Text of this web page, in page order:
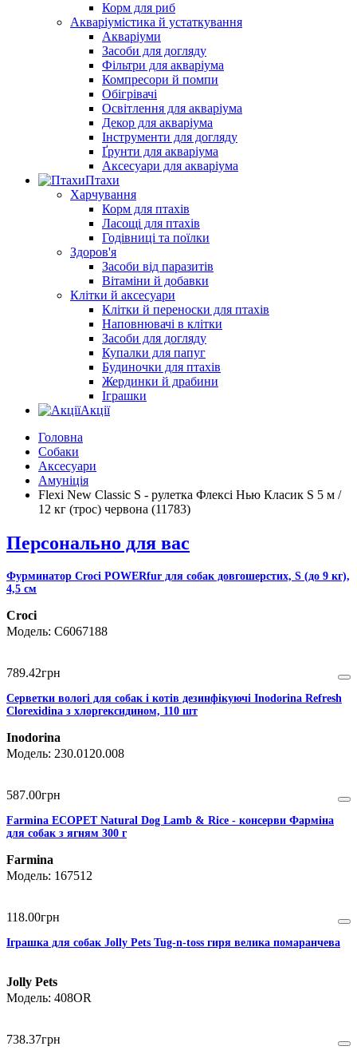
Корм для риб
Акваріумістика й устаткування
Акваріуми
Засоби для догляду
Фільтри для акваріума
Компресори й помпи
Обігрівачі
Освітлення для акваріума
Декор для акваріума
Інструменти для догляду
Ґрунти для акваріума
Аксесуари для акваріума
Птахи
Харчування
Корм для птахів
Ласощі для птахів
Годівниці та поїлки
Здоров'я
Засоби від паразитів
Вітаміни й добавки
Клітки й аксесуари
Клітки й переноски для птахів
Наповнювачі в клітки
Засоби для догляду
Купалки для папуг
Будиночки для птахів
Жердинки й драбини
Іграшки
Акції
Головна
Собаки
Аксесуари
Амуніція
Flexi New Classic S - рулетка Флексі Нью Класик S 5 м /
12 кг (трос) червона (11783)
Персонально для вас
Фурминатор Croci POWERfur для собак довгошерстих, S (до 9 кг),
4,5 см
Croci
C6067188
789.42грн
Серветки вологі для собак і котів дезинфікуючі Inodorina Refresh
Clorexidina з хлоргексидином, 110 шт
Inodorina
230.0120.008
587.00грн
Farmina ECOPET Natural Dog Lamb & Rice - консерви Фарміна
для собак з ягням 300 г
Farmina
167512
118.00грн
Іграшка для собак Jolly Pets Tug-n-toss гиря велика помаранчева
Jolly Pets
408OR
738.37грн